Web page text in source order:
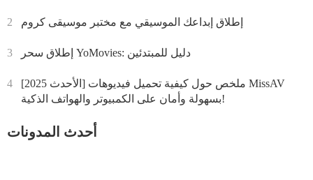
2 إطلاق إبداعك الموسيقي مع مختبر موسيقى كروم
3 إطلاق سحر YoMovies: دليل للمبتدئين
4
[الأحدث 2025] ملخص حول كيفية تحميل فيديوهات MissAV
بسهولة وأمان على الكمبيوتر والهواتف الذكية!
أحدث المدونات